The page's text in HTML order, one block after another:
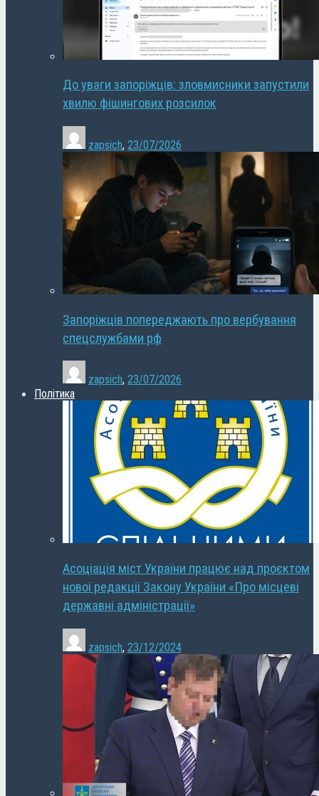
До уваги запоріжців: зловмисники запустили
хвилю фішингових розсилок
zapsich, 23/07/2026
Запоріжців попереджають про вербування
спецслужбами рф
zapsich, 23/07/2026
Політика
Асоціація міст України працює над проєктом
нової редакції Закону України «Про місцеві
державні адміністрації»
zapsich, 23/12/2024